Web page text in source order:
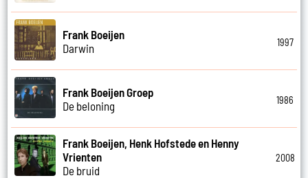
Frank Boeijen
Darwin
1997
Frank Boeijen Groep
De beloning
1986
Frank Boeijen, Henk Hofstede en Henny
Vrienten
De bruid
2008